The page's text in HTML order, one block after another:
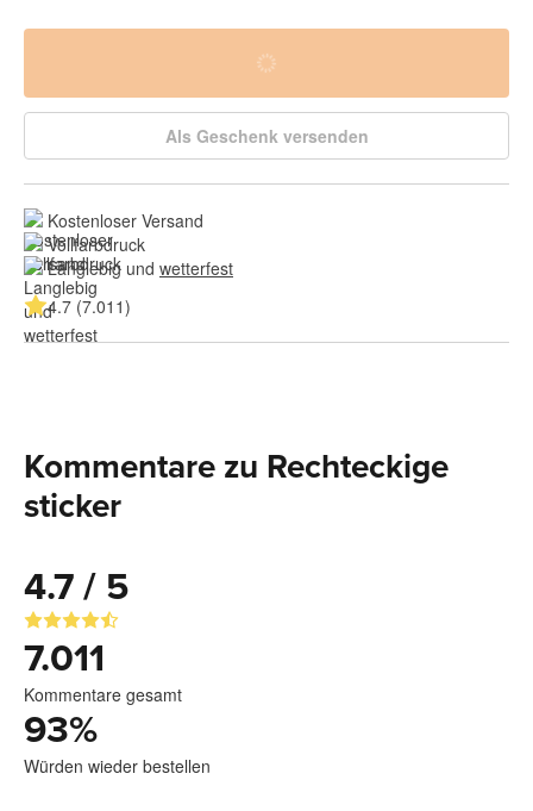
Als Geschenk versenden
Kostenloser Versand
Vollfarbdruck
Langlebig und wetterfest
4.7 (7.011)
Kommentare zu Rechteckige
sticker
4.7 / 5
7.011
Kommentare gesamt
93%
Würden wieder bestellen